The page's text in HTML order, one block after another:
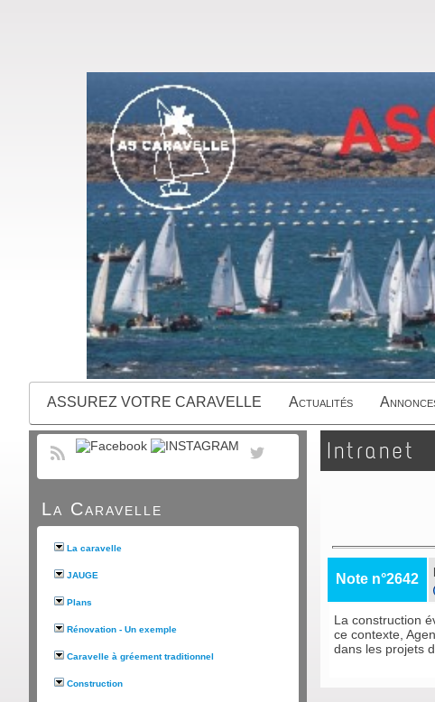
ASSUREZ VOTRE CARAVELLE Actualités
La Caravelle
La caravelle
JAUGE
Plans
Rénovation - Un exemple
Caravelle à gréement traditionnel
Construction
Intranet
Note n°2642
La construction
ce contexte,
dans les projets